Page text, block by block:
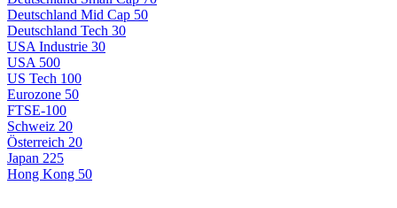
Deutschland Mid Cap 50
Deutschland Tech 30
USA Industrie 30
USA 500
US Tech 100
Eurozone 50
FTSE-100
Schweiz 20
Österreich 20
Japan 225
Hong Kong 50